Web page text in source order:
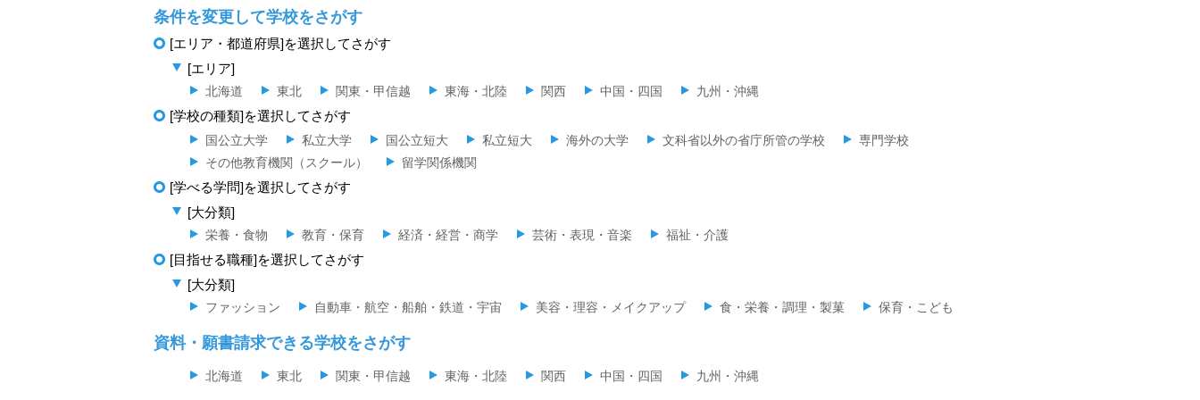
条件を変更して学校をさがす
[エリア・都道府県]を選択してさがす
[エリア]
北海道 東北 関東・甲信越 東海・北陸 関西 中国・四国 九州・沖縄
[学校の種類]を選択してさがす
国公立大学 私立大学 国公立短大 私立短大 海外の大学 文科省以外の省庁所管の学校
専門学校
その他教育機関（スクール）
留学関係機関
[学べる学問]を選択してさがす
[大分類]
栄養・食物 教育・保育 経済・経営・商学 芸術・表現・音楽 福祉・介護
[目指せる職種]を選択してさがす
[大分類]
ファッション 自動車・航空・船舶・鉄道・宇宙 美容・理容・メイクアップ 食・栄養・調理・製菓 保育・こども
資料・願書請求できる学校をさがす
北海道 東北 関東・甲信越 東海・北陸 関西 中国・四国 九州・沖縄